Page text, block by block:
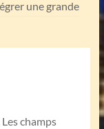
une grande
Les champs